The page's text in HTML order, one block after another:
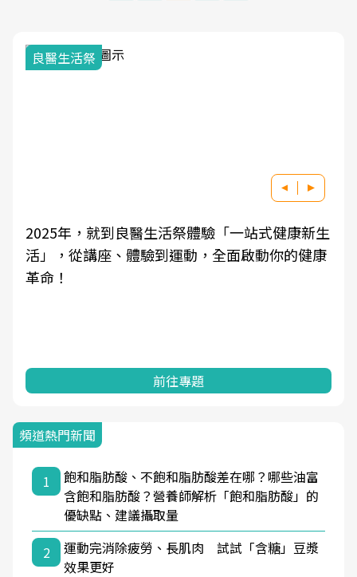
良醫生活祭
2025年，就到良醫生活祭體驗「一站式健康新生
活」，從講座、體驗到運動，全面啟動你的健康
革命！
前往專題
頻道熱門新聞
1
飽和脂肪酸、不飽和脂肪酸差在哪？哪些油富
含飽和脂肪酸？營養師解析「飽和脂肪酸」的
優缺點、建議攝取量
2
運動完消除疲勞、長肌肉 試試「含糖」豆漿
效果更好